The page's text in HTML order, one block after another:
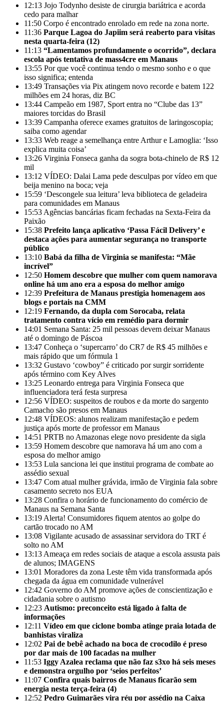
12:13 Jojo Todynho desiste de cirurgia bariátrica e acorda
cedo para malhar
11:50 Corpo é encontrado enrolado em rede na zona norte.
11:36 Parque Lagoa do Japiim será reaberto para visitas
nesta quarta-feira (12)
11:13 “Lamentamos profundamente o ocorrido”, declara
escola após tentativa de mass4cre em Manaus
13:55 Por que você continua tendo o mesmo sonho e o que
isso significa; entenda
13:49 Transações via Pix atingem novo recorde e batem 122
milhões em 24 horas, diz BC
13:44 Campeão em 1987, Sport entra no “Clube das 13”
maiores torcidas do Brasil
13:39 Campanha oferece exames gratuitos de laringoscopia;
saiba como agendar
13:33 Web reage a semelhança entre Arthur e Lamoglia: ‘Isso
explica muita coisa’
13:26 Virginia Fonseca ganha da sogra bota-chinelo de R$ 12
mil
13:12 VÍDEO: Dalai Lama pede desculpas por vídeo em que
beija menino na boca; veja
15:59 ‘Descongele sua leitura’ leva biblioteca de geladeira
para comunidades em Manaus
15:53 Agências bancárias ficam fechadas na Sexta-Feira da
Paixão
15:38 Prefeito lança aplicativo ‘Passa Fácil Delivery’ e
destaca ações para aumentar segurança no transporte
público
13:10 Babá da filha de Virginia se manifesta: “Mãe
incrível”
12:50 Homem descobre que mulher com quem namorava
online há um ano era a esposa do melhor amigo
12:39 Prefeitura de Manaus prestigia homenagem aos
blogs e portais na CMM
12:19 Fernando, da dupla com Sorocaba, relata
tratamento contra vício em remédio para dormir
14:01 Semana Santa: 25 mil pessoas devem deixar Manaus
até o domingo de Páscoa
13:47 Conheça o ‘supercarro’ do CR7 de R$ 45 milhões e
mais rápido que um fórmula 1
13:32 Gustavo ‘cowboy” é criticado por surgir sorridente
após término com Key Alves
13:25 Leonardo entrega para Virginia Fonseca que
influenciadora terá festa surpresa
12:56 VÍDEO: suspeitos de roubos e da morte do sargento
Camacho são presos em Manaus
12:48 VÍDEOS: alunos realizam manifestação e pedem
justiça após morte de professor em Manaus
14:51 PRTB no Amazonas elege novo presidente da sigla
13:59 Homem descobre que namorava há um ano com a
esposa do melhor amigo
13:53 Lula sanciona lei que institui programa de combate ao
assédio sexual
13:47 Com atual mulher grávida, irmão de Virginia fala sobre
casamento secreto nos EUA
13:28 Confira o horário de funcionamento do comércio de
Manaus na Semana Santa
13:19 Alerta! Consumidores fiquem atentos ao golpe do
cartão trocado no AM
13:08 Vigilante acusado de assassinar servidora do TRT é
solto no AM
13:13 Ameaça em redes sociais de ataque a escola assusta pais
de alunos; IMAGENS
13:01 Moradores da zona Leste têm vida transformada após
chegada da água em comunidade vulnerável
12:42 Governo do AM promove ações de conscientização e
cidadania sobre o autismo
12:23 Autismo: preconceito está ligado à falta de
informações
12:11 Vídeo em que ciclone bomba atinge praia lotada de
banhistas viraliza
12:02 Pai de bebê achado na boca de crocodilo é preso
por dar mais de 100 facadas na mulher
11:53 Iggy Azalea reclama que não faz s3xo há seis meses
e demonstra orgulho por ‘seios perfeitos’
11:07 Confira quais bairros de Manaus ficarão sem
energia nesta terça-feira (4)
12:52 Pedro Guimarães vira réu por assédio na Caixa